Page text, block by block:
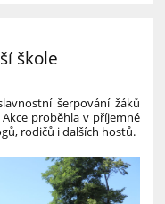
škole
šerpování žáků
proběhla v příjemné
rodičů i dalších hostů.